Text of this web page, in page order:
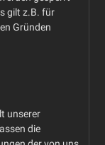
gilt z.B. für
Gründen
unserer
die